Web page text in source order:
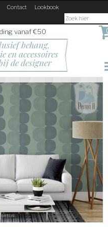
Contact Lookbook
vanaf €50
behang,
en accessoires
de designer